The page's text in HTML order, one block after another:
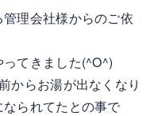
理会社様からのご依
てきました(^O^)
からお湯が出なくなり
られてたとの事で